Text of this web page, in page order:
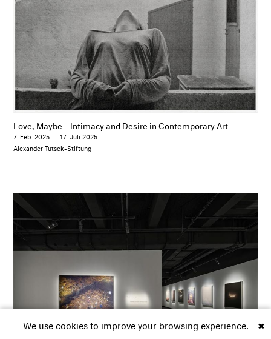
Love, Maybe – Intimacy and Desire in Contemporary Art
7. Feb. 2025 –17. Juli 2025
Alexander Tutsek-Stiftung
✖
We use cookies to improve your browsing experience.